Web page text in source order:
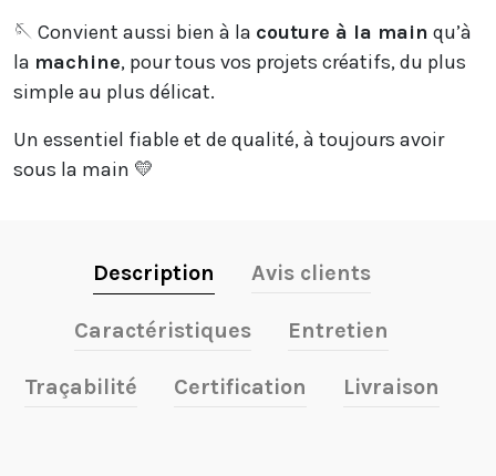
🪡 Convient aussi bien à la couture à la main qu’à
la machine, pour tous vos projets créatifs, du plus
simple au plus délicat.
Un essentiel fiable et de qualité, à toujours avoir
sous la main 💛
Description Avis clients
Caractéristiques Entretien
Traçabilité Certification Livraison